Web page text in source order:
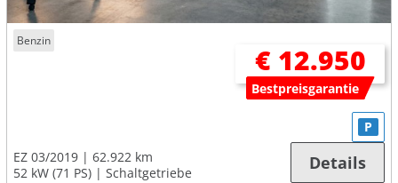
Benzin
€ 12.950
Bestpreisgarantie
EZ 03/2019
62.922 km
52 kW (71 PS)
Schaltgetriebe
P
Details